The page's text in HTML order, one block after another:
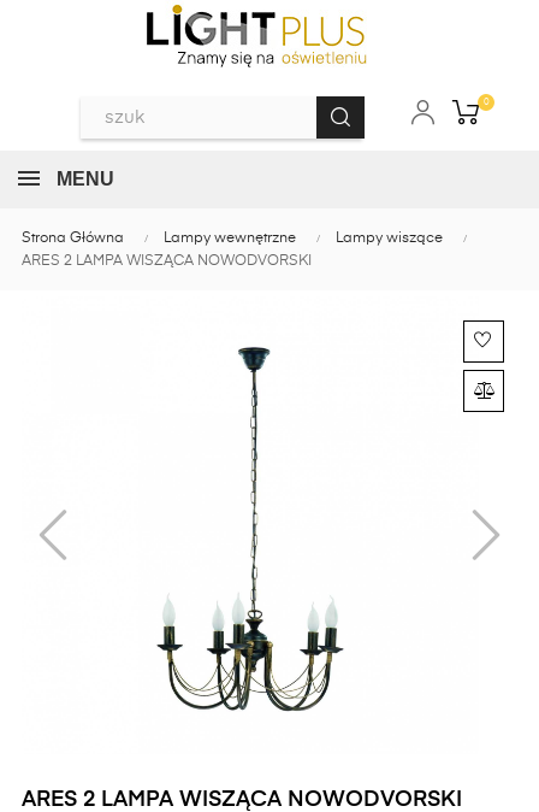
0
MENU
Strona Główna Lampy wewnętrzne
Lampy wiszące
ARES 2 LAMPA WISZĄCA NOWODVORSKI
ARES 2 LAMPA WISZĄCA NOWODVORSKI